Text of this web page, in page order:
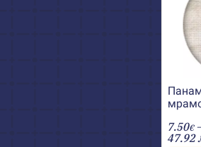
7.50€
47.92